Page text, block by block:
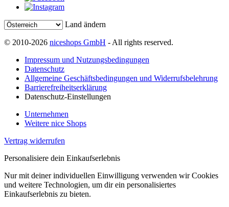
Land ändern
© 2010-2026 niceshops GmbH - All rights reserved.
Impressum und Nutzungsbedingungen
Datenschutz
Allgemeine Geschäftsbedingungen und Widerrufsbelehrung
Barrierefreiheitserklärung
Datenschutz-Einstellungen
Unternehmen
Weitere nice Shops
Vertrag widerrufen
Personalisiere dein Einkaufserlebnis
Nur mit deiner individuellen Einwilligung verwenden wir Cookies
und weitere Technologien, um dir ein personalisiertes
Einkaufserlebnis zu bieten.